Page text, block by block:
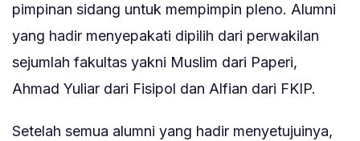
pimpinan sidang untuk mempimpin pleno. Alumni
yang hadir menyepakati dipilih dari perwakilan
sejumlah fakultas yakni Muslim dari Paperi,
Ahmad Yuliar dari Fisipol dan Alfian dari FKIP.
Setelah semua alumni yang hadir menyetujuinya,